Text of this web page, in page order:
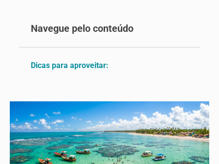
Navegue pelo conteúdo
Dicas para aproveitar: